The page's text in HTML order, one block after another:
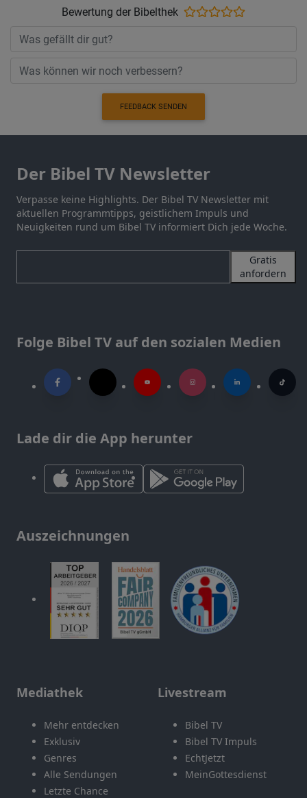
Bewertung der Bibelthek
FEEDBACK SENDEN
Der Bibel TV Newsletter
Verpasse keine Highlights. Der Bibel TV Newsletter mit
aktuellen Programmtipps, geistlichem Impuls und
Neuigkeiten rund um Bibel TV informiert Dich jede Woche.
Gratis
anfordern
Folge Bibel TV auf den sozialen Medien
Lade dir die App herunter
Auszeichnungen
Mediathek
Mehr entdecken
Exklusiv
Genres
Alle Sendungen
Letzte Chance
Livestream
Bibel TV
Bibel TV Impuls
EchtJetzt
MeinGottesdienst